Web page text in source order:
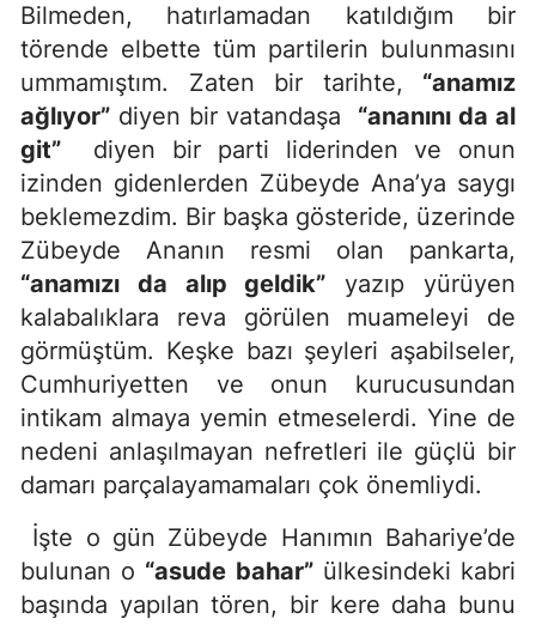
Bilmeden, hatırlamadan katıldığım bir
törende elbette tüm partilerin bulunmasını
ummamıştım. Zaten bir tarihte, “anamız
ağlıyor” diyen bir vatandaşa “ananını da al
git” diyen bir parti liderinden ve onun
izinden gidenlerden Zübeyde Ana’ya saygı
beklemezdim. Bir başka gösteride, üzerinde
Zübeyde Ananın resmi olan pankarta,
“anamızı da alıp geldik” yazıp yürüyen
kalabalıklara reva görülen muameleyi de
görmüştüm. Keşke bazı şeyleri aşabilseler,
Cumhuriyetten ve onun kurucusundan
intikam almaya yemin etmeselerdi. Yine de
nedeni anlaşılmayan nefretleri ile güçlü bir
damarı parçalayamamaları çok önemliydi.
İşte o gün Zübeyde Hanımın Bahariye’de
bulunan o “asude bahar”ülkesindeki kabri
başında yapılan tören, bir kere daha bunu